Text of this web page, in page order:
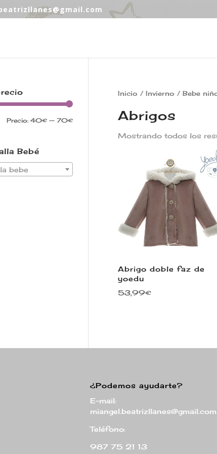
Inicio /Invierno /Bebe
Abrigos
Mostrando todos los
Abrigo doble faz de
yoedu
53,99€
Precio: 40€— 70€
Bebé
bebe
¿Podemos ayudarte?
E-mail:
miangel.beatrizllanes@gmail.com
Teléfono:
987 75 21 13